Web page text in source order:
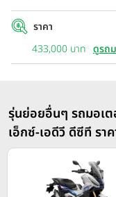
ราคา
433,000 บาท ดูรถ
รุ่นย่อยอื่นๆ รถมอเ
เอ็กซ์-เอดีวี ดีซีที รา